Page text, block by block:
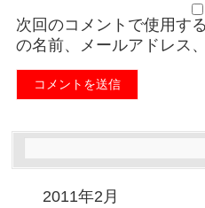
次回のコメントで使用す
の名前、メールアドレス
2011年2月